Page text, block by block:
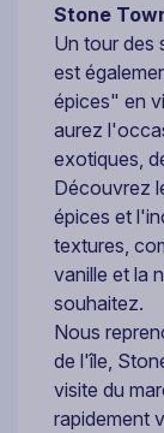
Stone
Un tour des
est
épices" en
aurez
exotiques,
Découvrez
épices et
textures,
vanille et la
souhaitez.
Nous
de l'île,
visite du
rapidement